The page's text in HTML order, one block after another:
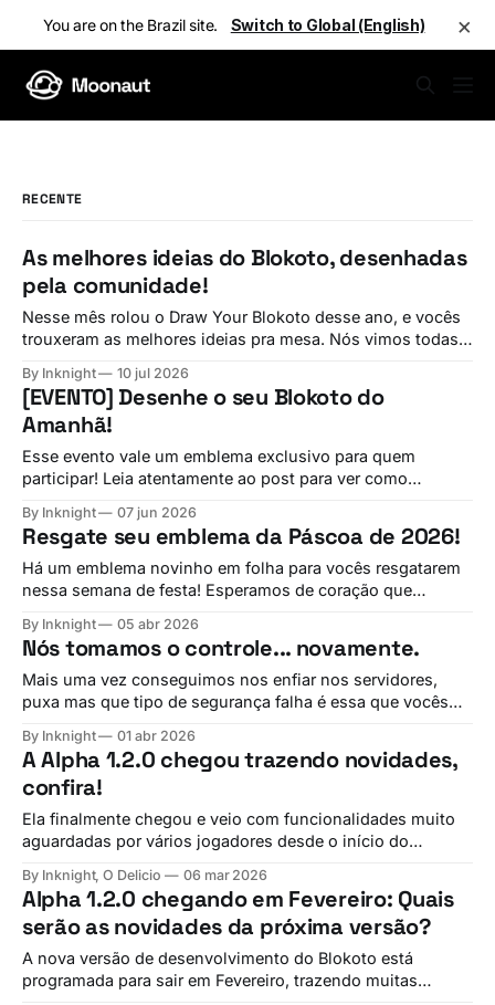
You are on the Brazil site. Switch to Global (English) ×
RECENTE
As melhores ideias do Blokoto, desenhadas
pela comunidade!
Nesse mês rolou o Draw Your Blokoto desse ano, e vocês
trouxeram as melhores ideias pra mesa. Nós vimos todas
comentários de membros da equipe sobre cada sugestão.
Interactive Sportballs Por @SonikkuKarafuto Comentários
By Inknight 10 jul 2026
[EVENTO] Desenhe o seu Blokoto do
Amanhã!
Esse evento vale um emblema exclusivo para quem
participar! Leia atentamente ao post para ver como
melhores recursos do Blokoto nasceram direto das
sugestões de vocês no Discord e no Fórum. Agora,
estamos convidando todo mundo para enviar conceitos e
By Inknight 07 jun 2026
Resgate seu emblema da Páscoa de 2026!
Há um emblema novinho em folha para vocês resgatarem
nessa semana de festa! Esperamos de coração que
Resgate o emblema de Páscoa desse ano! Utilize o código
happyeastertwentysix Resgatar
By Inknight 05 abr 2026
Nós tomamos o controle... novamente.
Mais uma vez conseguimos nos enfiar nos servidores,
puxa mas que tipo de segurança falha é essa que vocês
porque É TUDO NOSSO. Esperamos que criem pelo menos
um desses para os recompensarmos com o nosso
emblema! As modalidades para apreciação da
By Inknight 01 abr 2026
A Alpha 1.2.0 chegou trazendo novidades,
confira!
Ela finalmente chegou e veio com funcionalidades muito
aguardadas por vários jogadores desde o início do
de jogos colaborativa, melhorias no multiplayer, mudanças
no sistema de criação, uma grade de apoio nova,
melhorias no design de várias partes da plataforma, muitas
mudanças no
By Inknight, O Delicio 06 mar 2026
Alpha 1.2.0 chegando em Fevereiro: Quais
serão as novidades da próxima versão?
A nova versão de desenvolvimento do Blokoto está
programada para sair em Fevereiro, trazendo muitas